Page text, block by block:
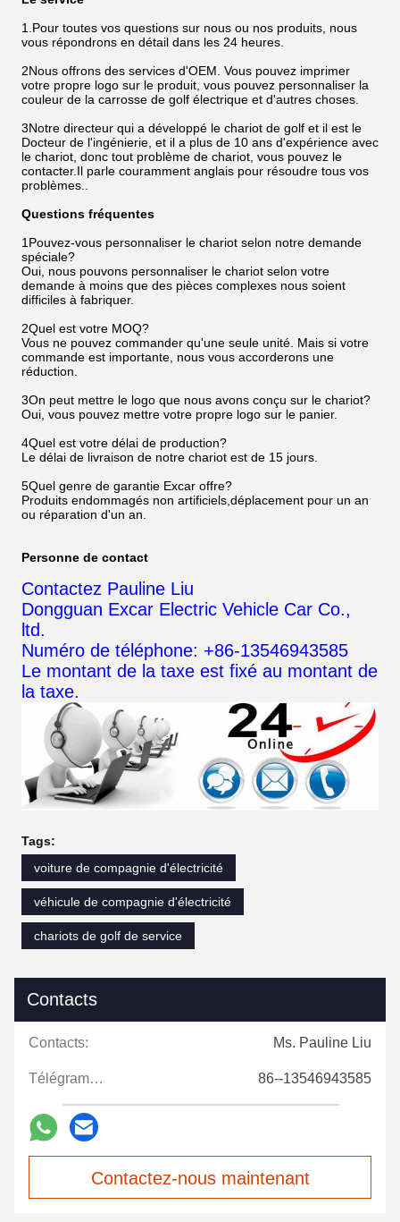
1.Pour toutes vos questions sur nous ou nos produits, nous
vous répondrons en détail dans les 24 heures.
2Nous offrons des services d'OEM. Vous pouvez imprimer
votre propre logo sur le produit, vous pouvez personnaliser la
couleur de la carrosse de golf électrique et d'autres choses.
3Notre directeur qui a développé le chariot de golf et il est le
Docteur de l'ingénierie, et il a plus de 10 ans d'expérience avec
le chariot, donc tout problème de chariot, vous pouvez le
contacter.Il parle couramment anglais pour résoudre tous vos
problèmes..
Questions fréquentes
1Pouvez-vous personnaliser le chariot selon notre demande
spéciale?
Oui, nous pouvons personnaliser le chariot selon votre
demande à moins que des pièces complexes nous soient
difficiles à fabriquer.
2Quel est votre MOQ?
Vous ne pouvez commander qu'une seule unité. Mais si votre
commande est importante, nous vous accorderons une
réduction.
3On peut mettre le logo que nous avons conçu sur le chariot?
Oui, vous pouvez mettre votre propre logo sur le panier.
4Quel est votre délai de production?
Le délai de livraison de notre chariot est de 15 jours.
5Quel genre de garantie Excar offre?
Produits endommagés non artificiels,déplacement pour un an
ou réparation d'un an.
Personne de contact
Contactez Pauline Liu
Dongguan Excar Electric Vehicle Car Co.,
ltd.
Numéro de téléphone: +86-13546943585
Le montant de la taxe est fixé au montant de
la taxe.
Tags:
voiture de compagnie d'électricité
véhicule de compagnie d'électricité
chariots de golf de service
Contacts
Contacts: Ms. Pauline Liu
Télégramme: 86--13546943585
Contactez-nous maintenant